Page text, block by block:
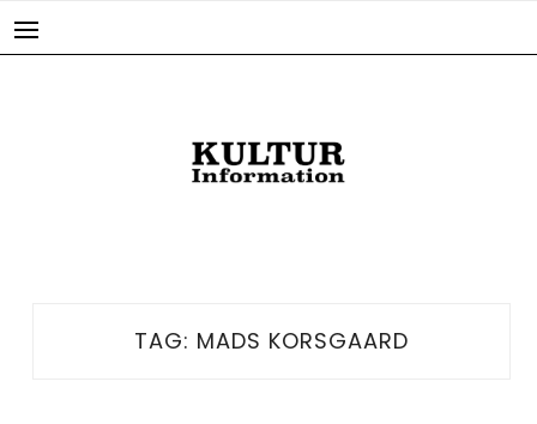
TAG: MADS KORSGAARD